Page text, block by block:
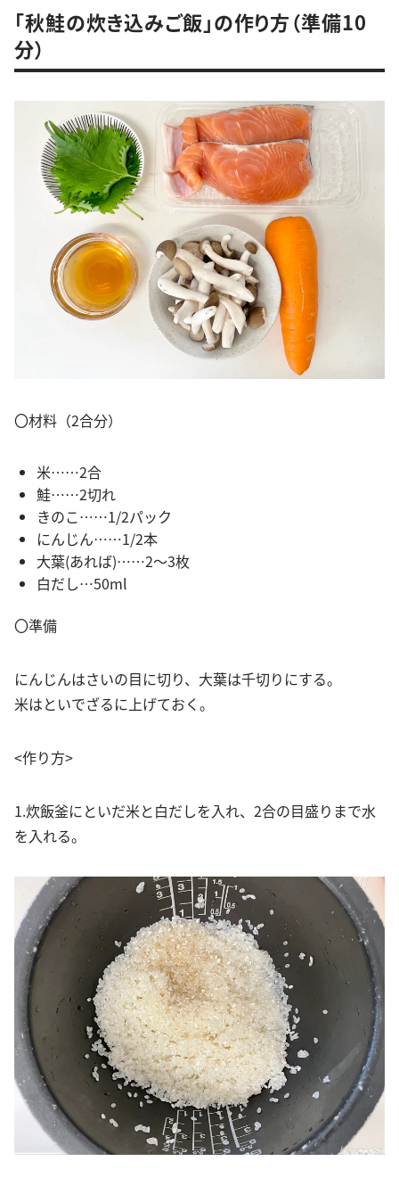
「秋鮭の炊き込みご飯」の作り方（準備10
分）
〇材料（2合分）
米……2合
鮭……2切れ
きのこ……1/2パック
にんじん……1/2本
大葉(あれば)……2～3枚
白だし…50ml
〇準備
にんじんはさいの目に切り、大葉は千切りにする。
米はといでざるに上げておく。
<作り方>
1.炊飯釜にといだ米と白だしを入れ、2合の目盛りまで水
を入れる。